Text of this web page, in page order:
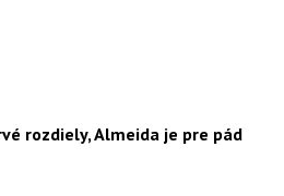
rozdiely, Almeida je pre pád